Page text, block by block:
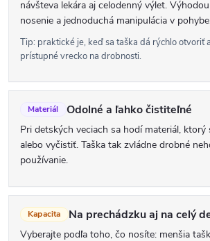
i
návšteva lekára aj celodenný výlet.
nosenie a jednoduchá manipulácia v
Tip: praktické je, keď sa taška dá rýchlo otvoriť
prístupné vrecko na drobnosti.
Materiál Odolné a ľahko čistiteľné
Pri detských veciach sa hodí materiál,
alebo vyčistiť. Taška tak zvládne drobné
používanie.
Kapacita Na prechádzku aj na celý
Vyberajte podľa toho, čo nosíte: menšia